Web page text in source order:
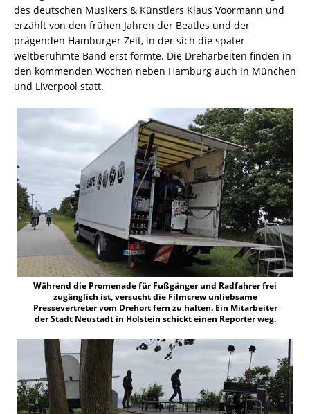
des deutschen Musikers & Künstlers Klaus Voormann und
erzählt von den frühen Jahren der Beatles und der
prägenden Hamburger Zeit, in der sich die später
weltberühmte Band erst formte. Die Dreharbeiten finden in
den kommenden Wochen neben Hamburg auch in München
und Liverpool statt.
Während die Promenade für Fußgänger und Radfahrer frei
zugänglich ist, versucht die Filmcrew unliebsame
Pressevertreter vom Drehort fern zu halten. Ein Mitarbeiter
der Stadt Neustadt in Holstein schickt einen Reporter weg.